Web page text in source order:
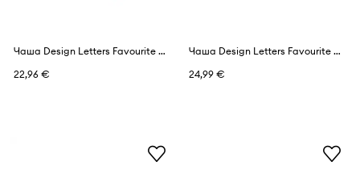
Чаша Design Letters Favourite Vip 250 ml
22,96 €
Чаша Design Letters Favourite Vip 250 ml
24,99 €